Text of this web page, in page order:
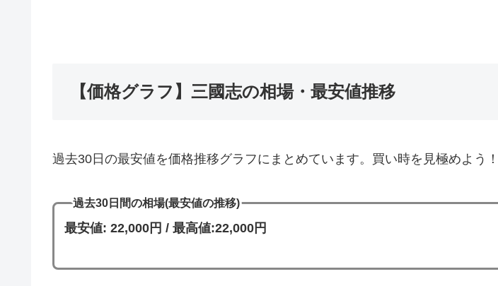
【価格グラフ】三國志の相場・最安値推移
過去30日の最安値を価格推移グラフにまとめています。買い時を見極めよう！
過去30日間の相場(最安値の推移)
最安値: 22,000円 / 最高値:22,000円